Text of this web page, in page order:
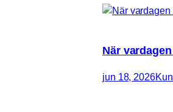
När
jun 18, 2026